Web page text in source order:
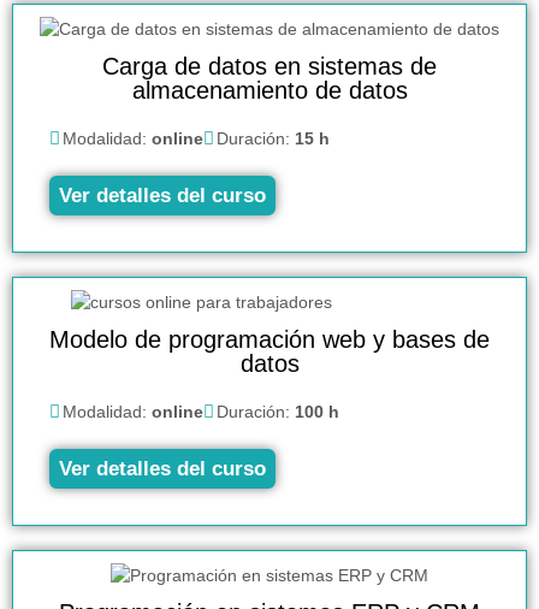
Carga de datos en sistemas de
almacenamiento de datos
Modalidad: online Duración: 15 h
Ver detalles del curso
Modelo de programación web y bases de
datos
Modalidad: online Duración: 100 h
Ver detalles del curso